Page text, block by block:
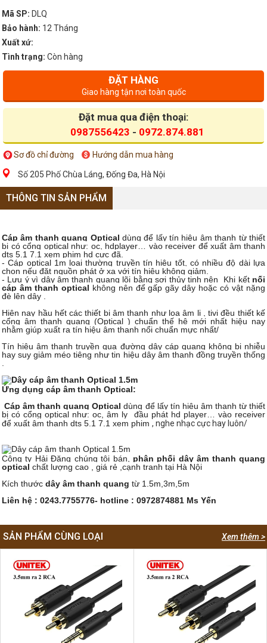
Mã SP: DLQ
Bảo hành: 12 Tháng
Xuất xứ:
Tình trạng: Còn hàng
ĐẶT HÀNG
Giao hàng tận nơi toàn quốc
Đặt mua qua điện thoại:
0987556423 - 0972.874.881
Sơ đồ chỉ đường Hướng dẫn mua hàng
Số 205 Phố Chùa Láng, Đống Đa, Hà Nội
THÔNG TIN SẢN PHẨM
Cáp âm thanh quang Optical dùng để lấy tín hiệu âm thanh từ thiết
bị có cổng optical như: oc, hdplayer… vào receiver để xuất âm thanh
dts 5.1 7.1 xem phim hd cực đã.
- Cáp optical 1m loại thường truyền tín hiệu tốt, có nhiều độ dài lựa
chọn nếu đặt nguồn phát ở xa với tín hiệu không giảm.
- Lưu ý vì dây âm thanh quang lõi bằng sợi thủy tinh nên
Khi kết nối
cáp âm thanh optical không nên để gấp gãy dây hoặc có vật nặng
đè lên dây
Hiên nay hầu hết các thiết bị âm thanh như loa âm li , tivi đều thiết kế
cổng âm thanh quang (Optical ) chuẩn thế hệ mới nhất hiệu nay
nhằm giúp xuất ra tín hiệu âm thanh nổi chuẩn mực nhất/
Tín hiệu âm thanh truyền qua đường dây cáp quang không bị nhiễu
hay suy giảm méo tiêng như tin hiệu dây âm thanh đồng truyền thống
Ứng dụng cáp âm thanh Optical:
Cáp âm thanh quang Optical dùng để lấy tín hiệu âm thanh từ thiết
bị có cổng optical như: oc, âm ly
đầu phát hd player… vào receiver
để xuất âm thanh dts 5.1 7.1 xem phim , nghe nhạc cực hay luôn/
Công ty Hải Đăng chúng tôi bán, phân phối dây âm thanh quang
optical chất lượng cao , giá rẻ ,cạnh tranh tại Hà Nội
Kích thước dây âm thanh quang từ 1.5m,3m,5m
Liên hệ : 0243.7755776- hotline : 0972874881 Ms Yến
Xem thêm >
SẢN PHẨM CÙNG LOẠI